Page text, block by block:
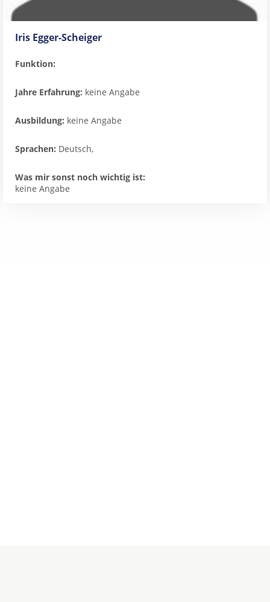
Iris Egger-Scheiger
Funktion:
Jahre Erfahrung: keine Angabe
Ausbildung: keine Angabe
Sprachen: Deutsch,
Was mir sonst noch wichtig ist:
keine Angabe